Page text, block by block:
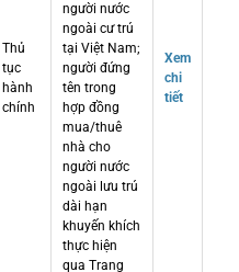
Thủ
tục
hành
chính
người nước
ngoài cư trú
tại Việt Nam;
người đứng
tên trong
hợp đồng
mua/thuê
nhà cho
người nước
ngoài lưu trú
dài hạn
khuyến khích
thực hiện
qua Trang
Xem
chi
tiết